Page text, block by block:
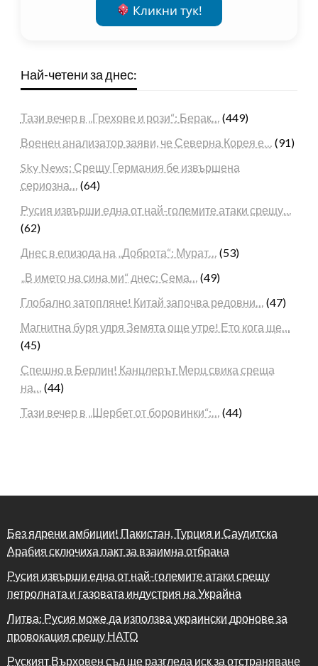
Кликни тук!
Най-четени за днес:
Тази вечер в „Грехове и рози“: Берак…
(449)
Военен анализатор заяви, че Северна Корея е…
(91)
Sky News: Срещу Германия бе извършена
сериозна…
(64)
Русия извърши една от най-големите атаки срещу…
(62)
Днес в епизода на „Доброта“: Мурат…
(53)
„В името на сина ми“ днес: Сема…
(49)
Глобално затопляне! Китай започва редовни…
(47)
Магнитна буря удря Земята още утре! Ето кога ще…
(45)
Спешно в Берлин! Канцлерът Мерц свика среща
на…
(44)
Тази вечер в „Шербет от боровинки“:…
(44)
Без ядрени амбиции! Пакистан, Турция и Саудитска
Арабия сключиха пакт за взаимна отбрана
Русия извърши една от най-големите атаки срещу
петролната и газовата индустрия на Украйна
Литва: Русия може да използва украински дронове за
провокация срещу НАТО
Руският Върховен съд ще разгледа иск за отстраняване